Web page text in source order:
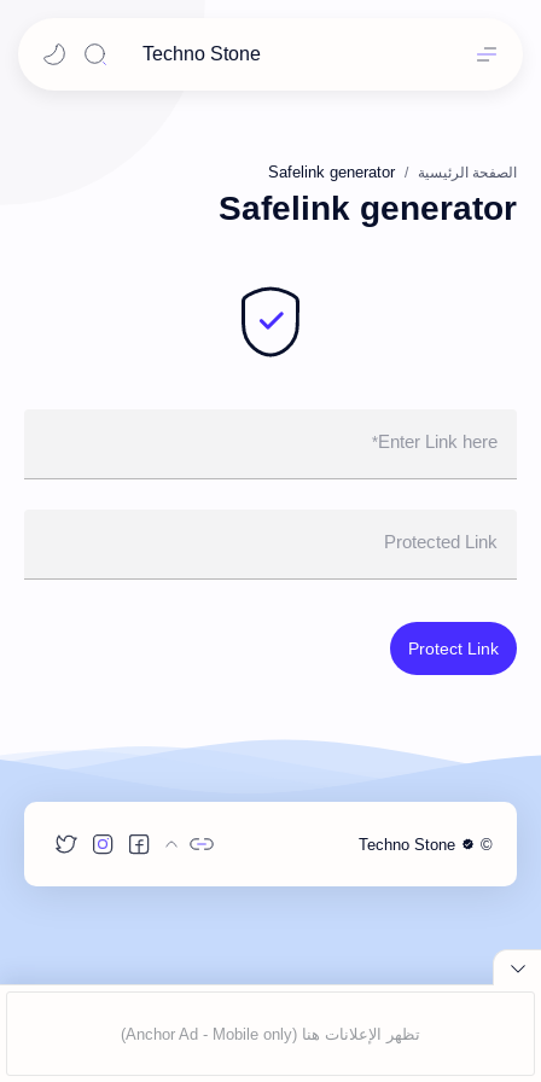
Techno Stone
الصفحة الرئيسية
Safelink generator
Enter Link here
Protected Link
Protect Link
©
Techno Stone